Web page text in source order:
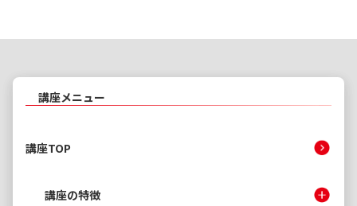
講座メニュー
講座TOP
講座の特徴